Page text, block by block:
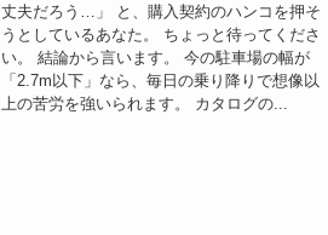
丈夫だろう…」 と、購入契約のハンコを押そ
うとしているあなた。 ちょっと待ってくださ
い。 結論から言います。 今の駐車場の幅が
「2.7m以下」なら、毎日の乗り降りで想像以
上の苦労を強いられます。 カタログの...